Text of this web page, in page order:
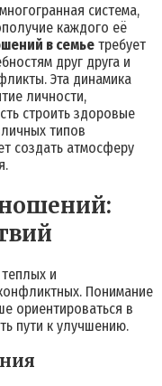
система,
каждого её
в семье требует
друг друга и
Эта динамика
личности,
строить здоровые
типов
создать атмосферу
и
Понимание
ориентироваться в
пути к улучшению.